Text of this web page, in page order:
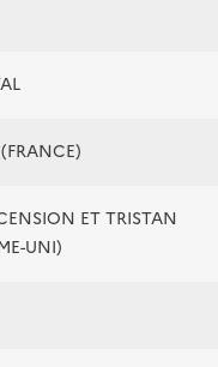
ET TRISTAN
UNI)